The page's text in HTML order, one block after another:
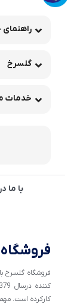
راهنمای
گلسرخ
خدمات
با ما
فروشگاه
فروشگاه
کارکرده است.